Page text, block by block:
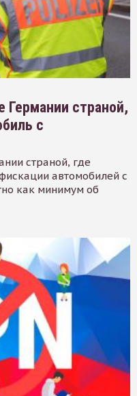
Германии страной,
с
страной, где
автомобилей с
как минимум об